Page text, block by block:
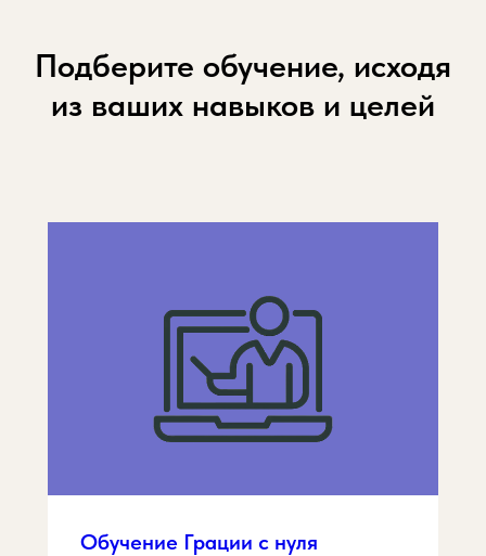
Подберите обучение, исходя
из ваших навыков и целей
Обучение Грации с нуля